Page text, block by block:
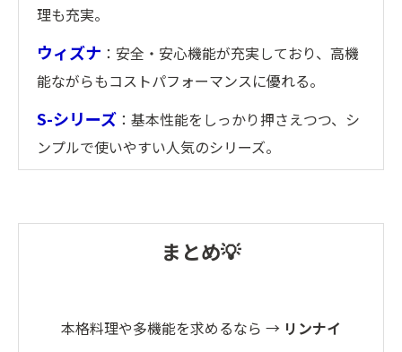
理も充実。
ウィズナ ：安全・安心機能が充実しており、高機
能ながらもコストパフォーマンスに優れる。
S-シリーズ ：基本性能をしっかり押さえつつ、シ
ンプルで使いやすい人気のシリーズ。
まとめ💡
本格料理や多機能を求めるなら → リンナイ